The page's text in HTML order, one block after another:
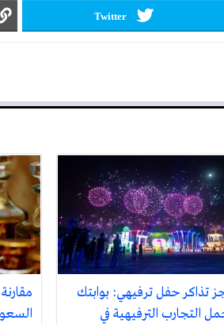
Twitter
تذاكر حفل ترفيهي: بوابتك
التجارب الترفيهية في